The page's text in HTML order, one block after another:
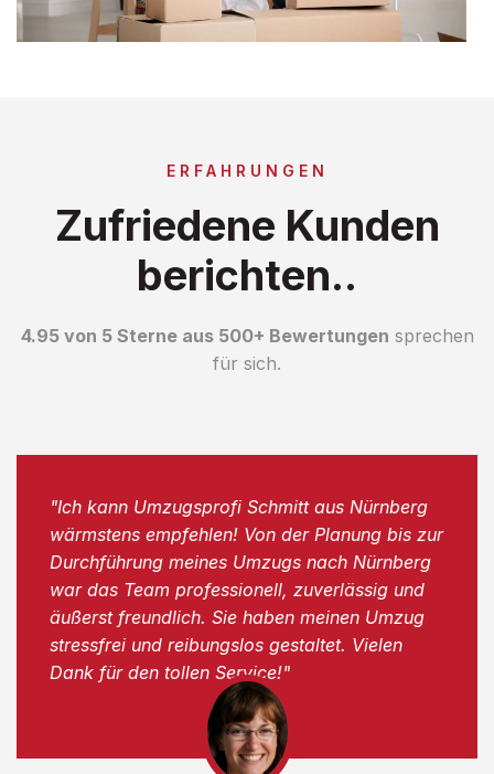
ERFAHRUNGEN
Zufriedene Kunden
berichten..
4.95 von 5 Sterne aus 500+ Bewertungen sprechen
für sich.
"Ich kann Umzugsprofi Schmitt aus Nürnberg
wärmstens empfehlen! Von der Planung bis zur
Durchführung meines Umzugs nach Nürnberg
war das Team professionell, zuverlässig und
äußerst freundlich. Sie haben meinen Umzug
stressfrei und reibungslos gestaltet. Vielen
Dank für den tollen Service!"